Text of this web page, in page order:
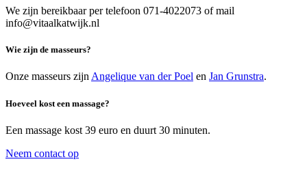
We zijn bereikbaar per telefoon 071-4022073 of mail
info@vitaalkatwijk.nl
Wie zijn de masseurs?
Onze masseurs zijnAngelique van der Poel en Jan Grunstra.
Hoeveel kost een massage?
Een massage kost 39 euro en duurt 30 minuten.
Neem contact op